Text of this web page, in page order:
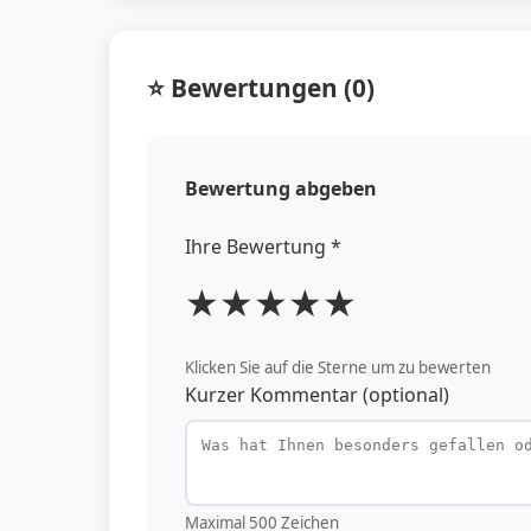
⭐ Bewertungen (0)
Bewertung abgeben
Ihre Bewertung *
★★★★★
Klicken Sie auf die Sterne um zu bewerten
Kurzer Kommentar (optional)
Maximal 500 Zeichen